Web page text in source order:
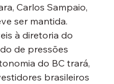
Carlos Sampaio,
ser mantida.
à diretoria do
de pressões
do BC trará,
brasileiros